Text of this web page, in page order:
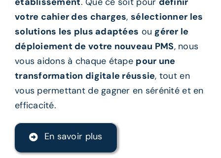
votre cahier des charges,sélectionner les
solutions les plus adaptées ou gérer le
déploiement de votre nouveau PMS, nous
vous aidons à chaque étape pour une
transformation digitale réussie, tout en
vous permettant de gagner en sérénité et en
efficacité.
En savoir plus